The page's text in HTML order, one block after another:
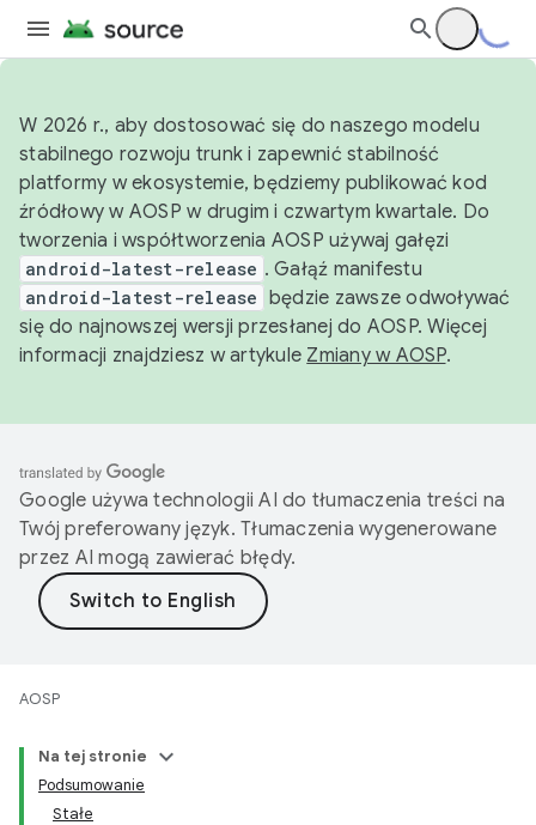
W 2026 r., aby dostosować się do naszego modelu
stabilnego rozwoju trunk i zapewnić stabilność
platformy w ekosystemie, będziemy publikować kod
źródłowy w AOSP w drugim i czwartym kwartale. Do
tworzenia i współtworzenia AOSP używaj gałęzi
android-latest-release . Gałąź manifestu
android-latest-release będzie zawsze odwoływać
się do najnowszej wersji przesłanej do AOSP. Więcej
informacji znajdziesz w artykule Zmiany w AOSP.
Google używa technologii AI do tłumaczenia treści na
Twój preferowany język. Tłumaczenia wygenerowane
przez AI mogą zawierać błędy.
AOSP
Na tej stronie
Podsumowanie
Stałe